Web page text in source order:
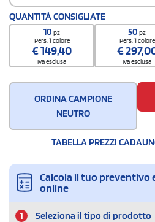
Codice doganale
961700000000000
Quantità per scatola
QUANTITÀ CONSIGLIATE
10pz
Pers. 1 colore
€149,40
iva esclusa
50pz
Pers. 1 colore
€
iva esclusa
ORDINA CAMPIONE
NEUTRO
TABELLA PREZZI
Calcola il tuo preventivo
online
1 Seleziona il tipo di prodotto